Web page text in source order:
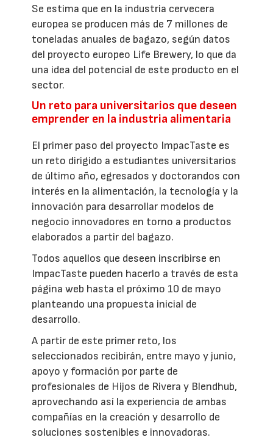
Se estima que en la industria cervecera
europea se producen más de 7 millones de
toneladas anuales de bagazo, según datos
del proyecto europeo Life Brewery, lo que da
una idea del potencial de este producto en el
sector.
Un reto para universitarios que deseen
emprender en la industria alimentaria
El primer paso del proyecto ImpacTaste es
un reto dirigido a estudiantes universitarios
de último año, egresados y doctorandos con
interés en la alimentación, la tecnología y la
innovación para desarrollar modelos de
negocio innovadores en torno a productos
elaborados a partir del bagazo.
Todos aquellos que deseen inscribirse en
ImpacTaste pueden hacerlo a través de esta
página web hasta el próximo 10 de mayo
planteando una propuesta inicial de
desarrollo.
A partir de este primer reto, los
seleccionados recibirán, entre mayo y junio,
apoyo y formación por parte de
profesionales de Hijos de Rivera y Blendhub,
aprovechando así la experiencia de ambas
compañías en la creación y desarrollo de
soluciones sostenibles e innovadoras.